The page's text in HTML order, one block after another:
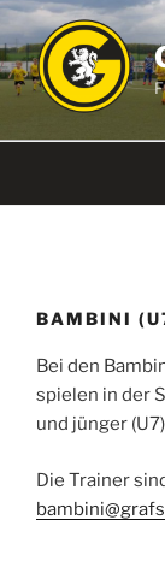
Zum
Inhalt
springen
BAMBINI
Bei den
spielen in der
und jünger
Die Trainer